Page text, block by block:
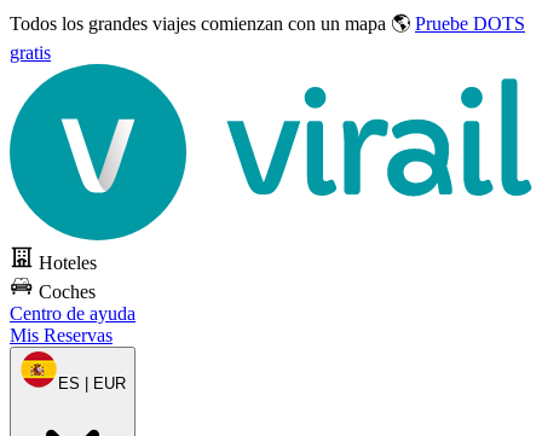
Todos los grandes viajes comienzan con un mapa 🌎 Pruebe DOTS
gratis
Hoteles
Coches
Centro de ayuda
Mis Reservas
ES | EUR